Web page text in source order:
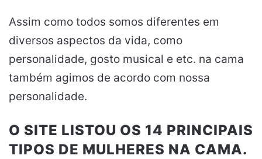
Assim como todos somos diferentes em
diversos aspectos da vida, como
personalidade, gosto musical e etc. na cama
também agimos de acordo com nossa
personalidade.
O SITE LISTOU OS 14 PRINCIPAIS
TIPOS DE MULHERES NA CAMA.